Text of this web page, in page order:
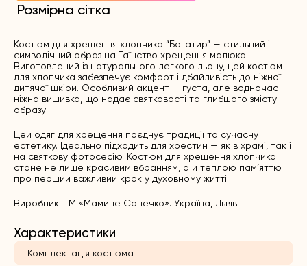
Розмірна сітка
Костюм для хрещення хлопчика “Богатир” — стильний і
символічний образ на Таїнство хрещення малюка.
Виготовлений із натурального легкого льону, цей костюм
для хлопчика забезпечує комфорт і дбайливість до ніжної
дитячої шкіри. Особливий акцент — густа, але водночас
ніжна вишивка, що надає святковості та глибшого змісту
образу
Цей одяг для хрещення поєднує традиції та сучасну
естетику. Ідеально підходить для хрестин — як в храмі, так і
на святкову фотосесію. Костюм для хрещення хлопчика
стане не лише красивим вбранням, а й теплою пам’яттю
про перший важливий крок у духовному житті
Виробник: ТМ «Мамине Сонечко». Україна, Львів.
Характеристики
Комплектація костюма